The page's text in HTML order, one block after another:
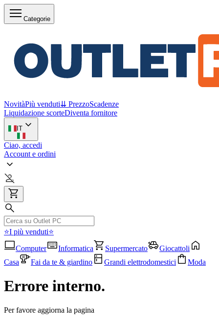
Categorie
NovitàPiù venduti⇊ PrezzoScadenze
Liquidazione scorteDiventa fornitore
IT
Ciao, accedi
Account e ordini
⭐I più venduti⭐
Computer
Informatica Supermercato
Giocattoli
Casa
Fai da te & giardino Grandi elettrodomestici Moda
Errore interno.
Per favore aggiorna la pagina